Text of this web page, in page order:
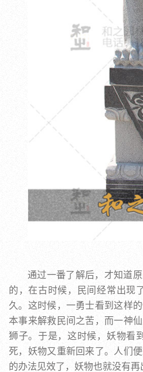
通过一番了解后，才知道
的，在古时候，民间经常出现
久。这时候，一勇士看到这样
本事来解救民间之苦，而一神
狮子。于是，这时候，妖物看
死，妖物又重新回来了。人们
的办法见效了，妖物也就没有